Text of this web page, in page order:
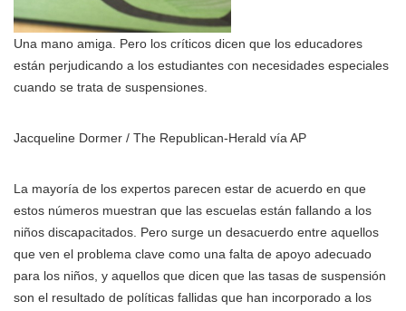
Una mano amiga. Pero los críticos dicen que los educadores
están perjudicando a los estudiantes con necesidades especiales
cuando se trata de suspensiones.
Jacqueline Dormer / The Republican-Herald vía AP
La mayoría de los expertos parecen estar de acuerdo en que
estos números muestran que las escuelas están fallando a los
niños discapacitados. Pero surge un desacuerdo entre aquellos
que ven el problema clave como una falta de apoyo adecuado
para los niños, y aquellos que dicen que las tasas de suspensión
son el resultado de políticas fallidas que han incorporado a los